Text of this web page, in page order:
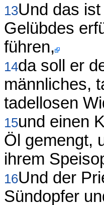
13Und das
Gelübdes
führen,
14da soll er
männliches,
tadellosen
15und einen
Öl gemengt,
ihrem
16Und der
Sündopfer